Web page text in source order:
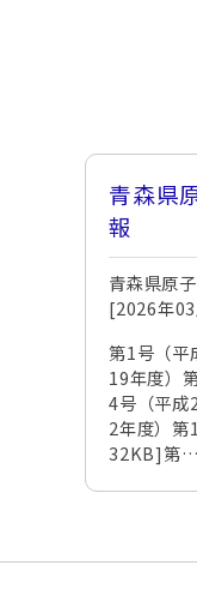
青森県
報
青森県原
[2026年
第1号（平
19年度）
4号（平成
2年度）
32KB]第…